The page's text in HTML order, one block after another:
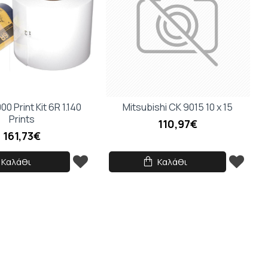
Print Kit 6R 1.140
Prints
161,73€
Καλάθι
Mitsubishi CK 9015 10 x 15
110,97€
Καλάθι